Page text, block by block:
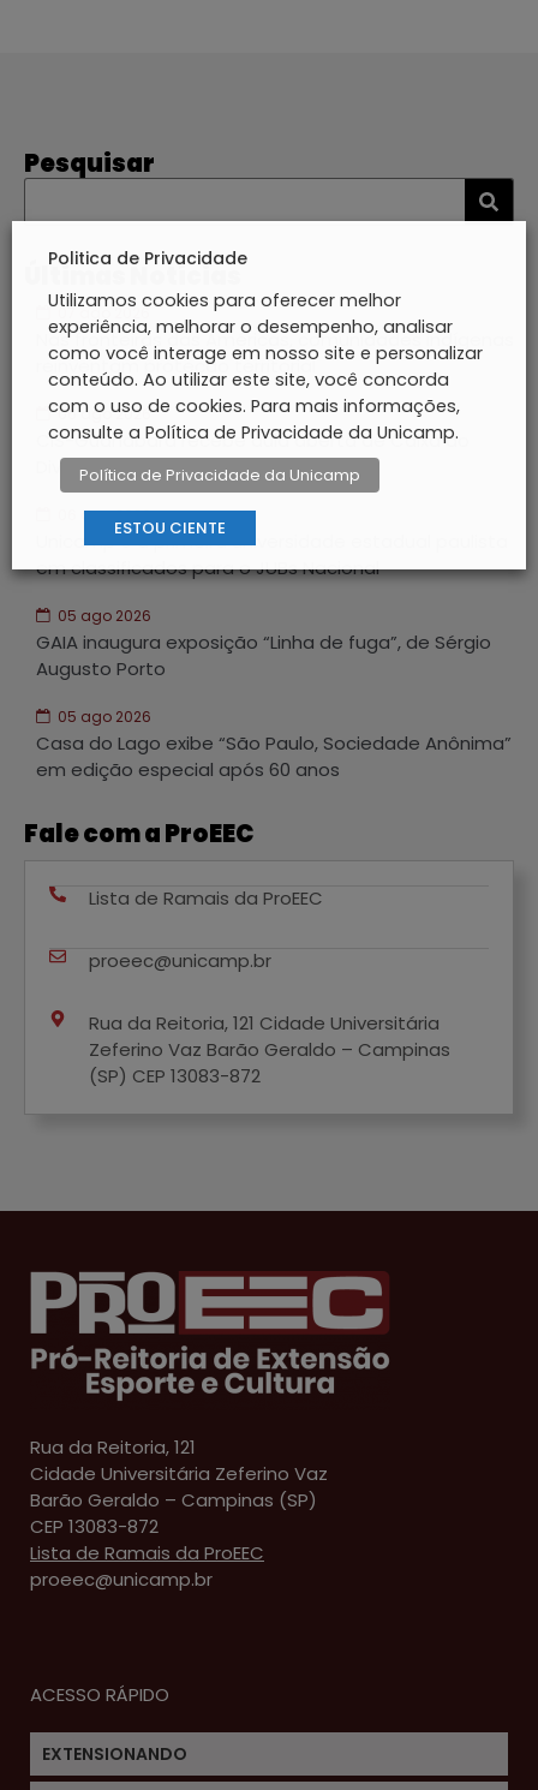
Pesquisar
Últimas Notícias
07 ago 2026
Nas fronteiras das Américas, comunidades indígenas
reinventam proteção territorial
06 ago 2026
CIS-Guanabara recebe aula aberta de Caixa do
Divino e Congada
06 ago 2026
Unicamp é a primeira universidade estadual paulista
em classificados para o JUBs Nacional
05 ago 2026
GAIA inaugura exposição “Linha de fuga”, de Sérgio
Augusto Porto
05 ago 2026
Casa do Lago exibe “São Paulo, Sociedade Anônima”
em edição especial após 60 anos
Fale com a ProEEC
Lista de Ramais da ProEEC
proeec@unicamp.br
Rua da Reitoria, 121 Cidade Universitária
Zeferino Vaz Barão Geraldo – Campinas
(SP) CEP 13083-872
Rua da Reitoria, 121
Cidade Universitária Zeferino Vaz
Barão Geraldo – Campinas (SP)
CEP 13083-872
Lista de Ramais da ProEEC
proeec@unicamp.br
ACESSO RÁPIDO
EXTENSIONANDO
Politica de Privacidade
Utilizamos cookies para oferecer melhor
experiência, melhorar o desempenho, analisar
como você interage em nosso site e personalizar
conteúdo. Ao utilizar este site, você concorda
com o uso de cookies. Para mais informações,
consulte a Política de Privacidade da Unicamp.
Política de Privacidade da Unicamp
ESTOU CIENTE